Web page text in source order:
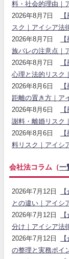
料・社会的理由｜
2026年8月7日
スク｜アイシア法
2026年8月7日
族バレの注意点｜
2026年8月7日
心理と法的リスク
2026年8月6日
距離の置き方｜ア
2026年8月6日
謝料・離婚リスク
2026年8月6日
料リスク｜アイシ
会社法コラム（一
2026年7月12日
との違い｜アイシ
2026年7月12日
分け｜アイシア法
2026年7月12日
の整理と実務ポイ